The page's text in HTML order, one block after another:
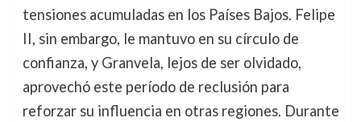
tensiones acumuladas en los Países Bajos. Felipe
II, sin embargo, le mantuvo en su círculo de
confianza, y Granvela, lejos de ser olvidado,
aprovechó este período de reclusión para
reforzar su influencia en otras regiones. Durante